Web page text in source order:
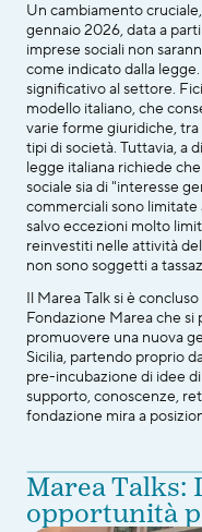
Un cambiamento
gennaio 2026, data a
imprese sociali non
come indicato dalla
significativo al settore.
modello italiano, che
varie forme giuridiche,
tipi di società. Tuttavia, a
legge italiana richiede
sociale sia di "interesse
commerciali sono
salvo eccezioni molto
reinvestiti nelle attività
non sono soggetti a
Il Marea Talk si è
Fondazione Marea che si
promuovere una nuova
Sicilia, partendo proprio
pre-incubazione di idee
supporto, conoscenze,
fondazione mira a
Marea Talks:
opportunità